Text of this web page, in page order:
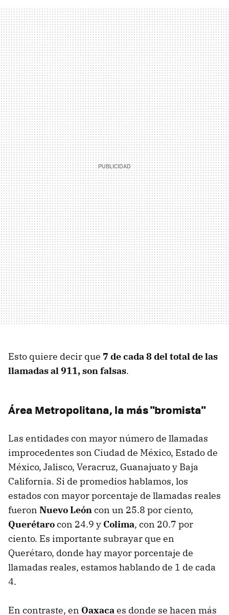
Esto quiere decir que 7 de cada 8 del total de las
llamadas al 911, son falsas.
Área Metropolitana, la más "bromista"
Las entidades con mayor número de llamadas
improcedentes son Ciudad de México, Estado de
México, Jalisco, Veracruz, Guanajuato y Baja
California. Si de promedios hablamos, los
estados con mayor porcentaje de llamadas reales
fueron Nuevo Leóncon un 25.8 por ciento,
Querétarocon 24.9 y Colima, con 20.7 por
ciento. Es importante subrayar que en
Querétaro, donde hay mayor porcentaje de
llamadas reales, estamos hablando de 1 de cada
4.
En contraste, en Oaxacaes donde se hacen más